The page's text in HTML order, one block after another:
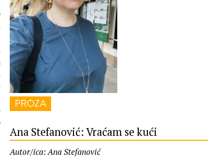
PROZA
Ana Stefanović: Vraćam se kući
Autor/ica: Ana Stefanović